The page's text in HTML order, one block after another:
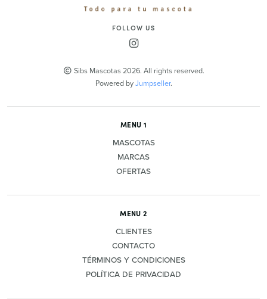
FOLLOW US
Sibs Mascotas 2026. All rights reserved.
Powered byJumpseller.
MENU 1
MASCOTAS
MARCAS
OFERTAS
MENU 2
CLIENTES
CONTACTO
TÉRMINOS Y CONDICIONES
POLÍTICA DE PRIVACIDAD